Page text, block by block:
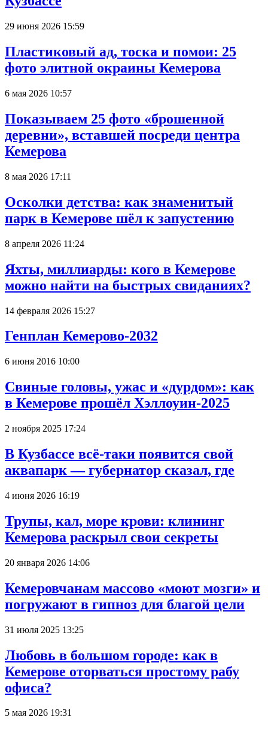
29 июня 2026 15:59
Пластиковый ад, тоска и помои: 25
фото элитной окраины Кемерова
6 мая 2026 10:57
Показываем 25 фото «брошенной
деревни», вставшей посреди центра
Кемерова
8 мая 2026 17:11
Осколки детства: как знаменитый
парк в Кемерове шёл к запустению
8 апреля 2026 11:24
Яхты, миллиарды: кого в Кемерове
можно найти на быстрых свиданиях?
14 февраля 2026 15:27
Генплан Кемерово-2032
6 июня 2016 10:00
Свиные головы, ужас и «дурдом»: как
в Кемерове прошёл Хэллоуин-2025
2 ноября 2025 17:24
В Кузбассе всё-таки появится свой
аквапарк — губернатор сказал, где
4 июня 2026 16:19
Трупы, кал, море крови: клининг
Кемерова раскрыл свои секреты
20 января 2026 14:06
Кемеровчанам массово «моют мозги» и
погружают в гипноз для благой цели
31 июля 2025 13:25
Любовь в большом городе: как в
Кемерове оторваться простому рабу
офиса?
5 мая 2026 19:31